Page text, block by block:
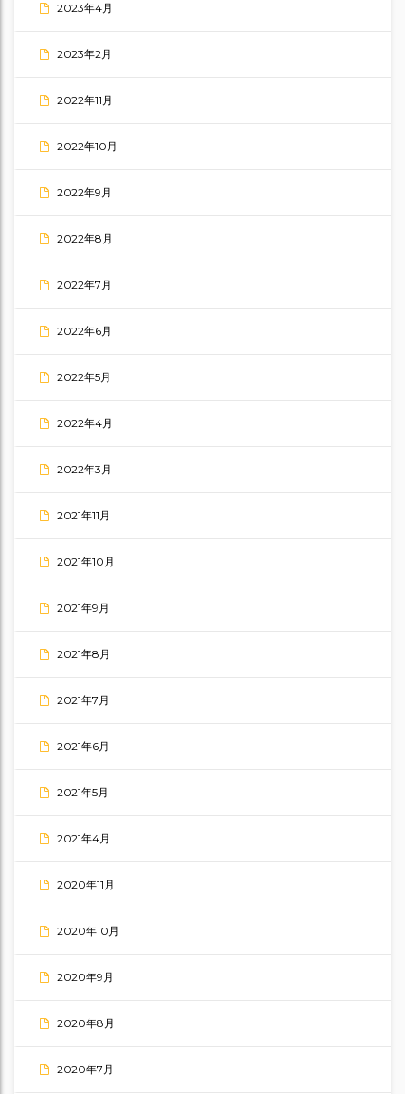
2023年4月
2023年2月
2022年11月
2022年10月
2022年9月
2022年8月
2022年7月
2022年6月
2022年5月
2022年4月
2022年3月
2021年11月
2021年10月
2021年9月
2021年8月
2021年7月
2021年6月
2021年5月
2021年4月
2020年11月
2020年10月
2020年9月
2020年8月
2020年7月